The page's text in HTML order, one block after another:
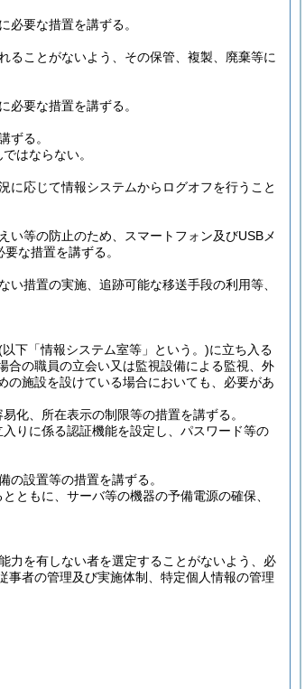
要な措置を講ずる。
ることがないよう、その保管、複製、廃棄等に
要な措置を講ずる。
ずる。
はならない。
に応じて情報システムからログオフを行うこと
い等の防止のため、スマートフォン及びUSBメ
要な措置を講ずる。
措置の実施、追跡可能な移送手段の利用等、
以下「情報システム室等」という。)に立ち入る
合の職員の立会い又は監視設備による監視、外
の施設を設けている場合においても、必要があ
化、所在表示の制限等の措置を講ずる。
りに係る認証機能を設定し、パスワード等の
設置等の措置を講ずる。
ともに、サーバ等の機器の予備電源の確保、
力を有しない者を選定することがないよう、必
事者の管理及び実施体制、特定個人情報の管理